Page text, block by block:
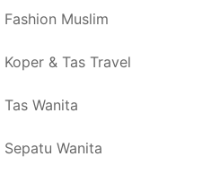
Fashion Muslim
Koper & Tas Travel
Tas Wanita
Sepatu Wanita